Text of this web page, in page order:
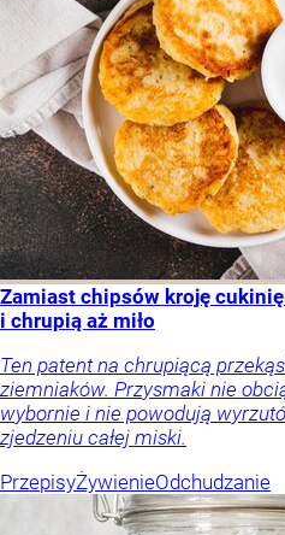
Zamiast chipsów kroję
i chrupią aż miło
Ten patent na chrupiącą
ziemniaków. Przysmaki nie
wybornie i nie powodują
zjedzeniu całej miski.
PrzepisyŻywienieOdchudzanie